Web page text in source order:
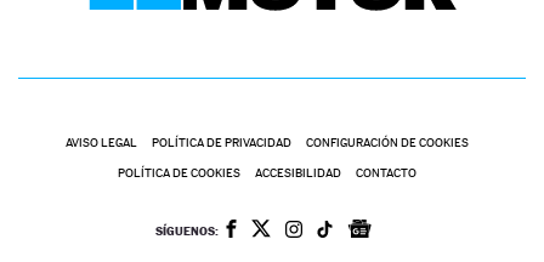
AVISO LEGAL POLÍTICA DE PRIVACIDAD CONFIGURACIÓN DE COOKIES
POLÍTICA DE COOKIES ACCESIBILIDAD CONTACTO
SÍGUENOS: